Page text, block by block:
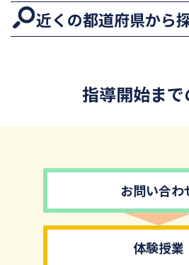
近くの都道府県から
指導開始ま
お問い合わ
体験授業